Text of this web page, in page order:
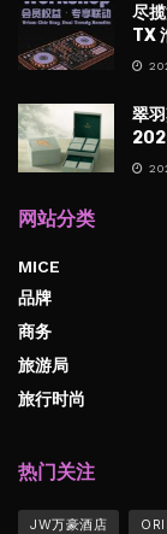
尽
TX
翠
网站分类
MICE
品牌
商务
旅游局
旅行时尚
热门关注
JW万豪酒店